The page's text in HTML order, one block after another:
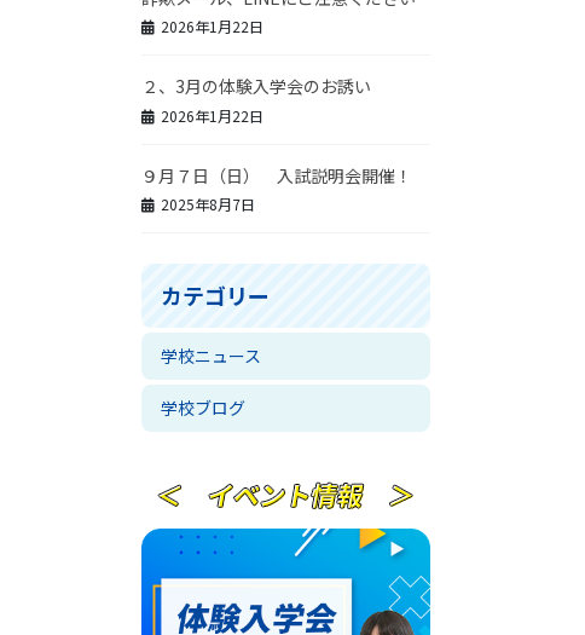
2026年1月22日
２、3月の体験入学会のお誘い
2026年1月22日
９月７日（日） 入試説明会開催！
2025年8月7日
カテゴリー
学校ニュース
学校ブログ